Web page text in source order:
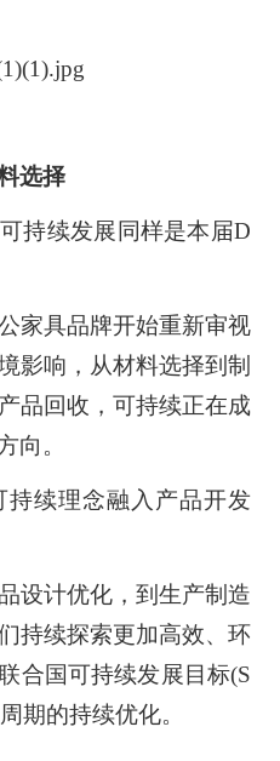
选择
续发展同样是本届D
具品牌开始重新审视
影响，从材料选择到制
品回收，可持续正在成
向。
续理念融入产品开发
计优化，到生产制造
持续探索更加高效、环
合国可持续发展目标(S
期的持续优化。